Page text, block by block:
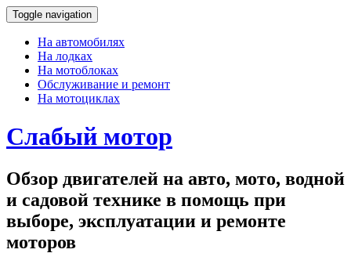
Toggle navigation
На автомобилях
На лодках
На мотоблоках
Обслуживание и ремонт
На мотоциклах
Слабый мотор
Обзор двигателей на авто, мото, водной
и садовой технике в помощь при
выборе, эксплуатации и ремонте
моторов